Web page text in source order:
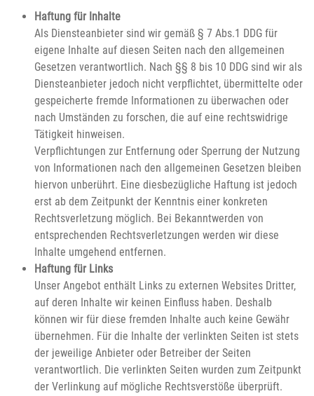
Haftung für Inhalte
Als Diensteanbieter sind wir gemäß § 7 Abs.1 DDG für
eigene Inhalte auf diesen Seiten nach den allgemeinen
Gesetzen verantwortlich. Nach §§ 8 bis 10 DDG sind wir als
Diensteanbieter jedoch nicht verpflichtet, übermittelte oder
gespeicherte fremde Informationen zu überwachen oder
nach Umständen zu forschen, die auf eine rechtswidrige
Tätigkeit hinweisen.
Verpflichtungen zur Entfernung oder Sperrung der Nutzung
von Informationen nach den allgemeinen Gesetzen bleiben
hiervon unberührt. Eine diesbezügliche Haftung ist jedoch
erst ab dem Zeitpunkt der Kenntnis einer konkreten
Rechtsverletzung möglich. Bei Bekanntwerden von
entsprechenden Rechtsverletzungen werden wir diese
Inhalte umgehend entfernen.
Haftung für Links
Unser Angebot enthält Links zu externen Websites Dritter,
auf deren Inhalte wir keinen Einfluss haben. Deshalb
können wir für diese fremden Inhalte auch keine Gewähr
übernehmen. Für die Inhalte der verlinkten Seiten ist stets
der jeweilige Anbieter oder Betreiber der Seiten
verantwortlich. Die verlinkten Seiten wurden zum Zeitpunkt
der Verlinkung auf mögliche Rechtsverstöße überprüft.